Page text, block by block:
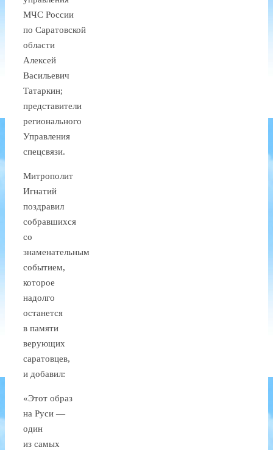
МЧС России
по Саратовской
области
Алексей
Васильевич
Татаркин;
представители
регионального
Управления
спецсвязи.
Митрополит
Игнатий
поздравил
собравшихся
со
знаменательным
событием,
которое
надолго
останется
в памяти
верующих
саратовцев,
и добавил:
«Этот образ
на Руси —
один
из самых